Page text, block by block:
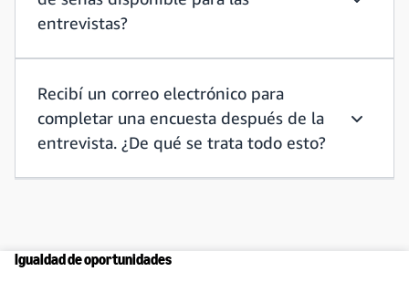
entrevistas?
Recibí un correo electrónico para
completar una encuesta después de la
entrevista. ¿De qué se trata todo esto?
Igualdad de oportunidades